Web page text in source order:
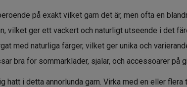
på exakt vilket garn det är, men ofta en
vilket ger ett vackert och naturligt utseende i det
med naturliga färger, vilket ger unika och
bra för sommarkläder, sjalar, och accessoarer på
hatt i detta annorlunda garn. Virka med en eller flera